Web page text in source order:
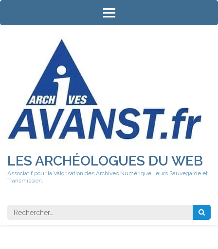
Aller
contenu
LES ARCHÉOLOGUES DU WEB
Associatif pour la Valorisation des Archives Numérique, leurs Sauvegarde et
Transmission.
Rechercher